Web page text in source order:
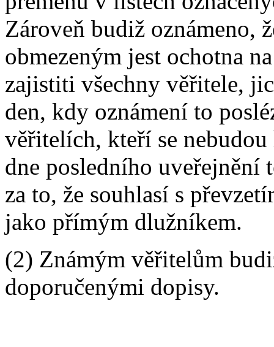
Zároveň budiž oznámeno,
obmezeným jest ochotna
zajistiti všechny věřitele,
den, kdy oznámení to
věřitelích, kteří se
dne posledního uveřejnění
za to, že souhlasí s
jako přímým dlužníkem.
(2) Známým věřitelům
doporučenými dopisy.